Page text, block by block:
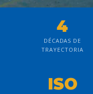
4
DÉCADAS DE
TRAYECTORIA
ISO